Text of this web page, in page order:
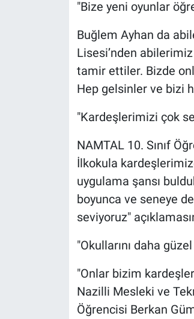
"Bize yeni oyunlar
Buğlem Ayhan da
Lisesi’nden
tamir ettiler. Bizde
Hep gelsinler ve bizi
"Kardeşlerimizi çok
NAMTAL 10. Sınıf
İlkokula
uygulama şansı
boyunca ve seneye
seviyoruz"
"Okullarını daha
"Onlar bizim
Nazilli Mesleki ve
Öğrencisi Berkan